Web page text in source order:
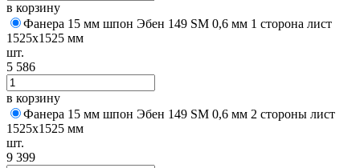
в корзину
Фанера 15 мм шпон Эбен 149 SM 0,6 мм 1 сторона лист
1525х1525 мм
шт.
5 586
в корзину
Фанера 15 мм шпон Эбен 149 SM 0,6 мм 2 стороны лист
1525х1525 мм
шт.
9 399